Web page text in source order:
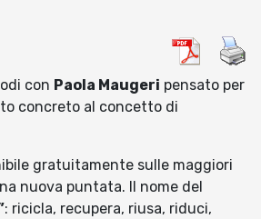
con Paola Maugeri pensato per
concreto al concetto di
gratuitamente sulle maggiori
nuova puntata. Il nome del
: ricicla, recupera, riusa, riduci,